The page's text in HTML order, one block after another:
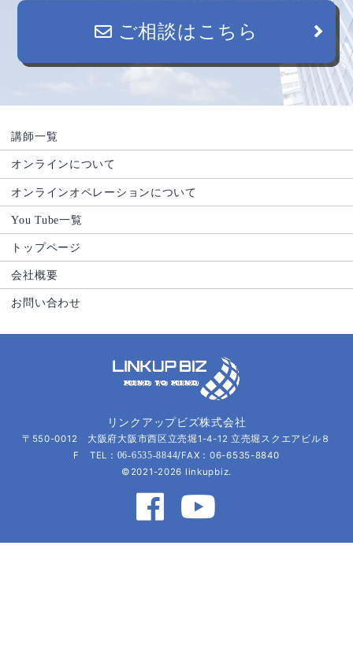
ご相談はこちら
講師一覧
オンラインについて
オンラインオペレーションについて
You Tube一覧
トップページ
会社概要
お問い合わせ
リンクアップビズ株式会社
〒550-0012 大阪府大阪市西区立売堀1-4-12 立売堀スクエアビル８
F TEL： 06-6535-8844/FAX：06-6535-8840
©2021-2026 linkupbiz.